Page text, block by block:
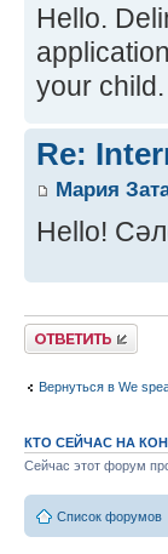
Hello.
your
Re:
Мария
Hello!
Ответить
Вернуться в We
КТО СЕЙЧАС НА
Сейчас этот форум
Список форумов